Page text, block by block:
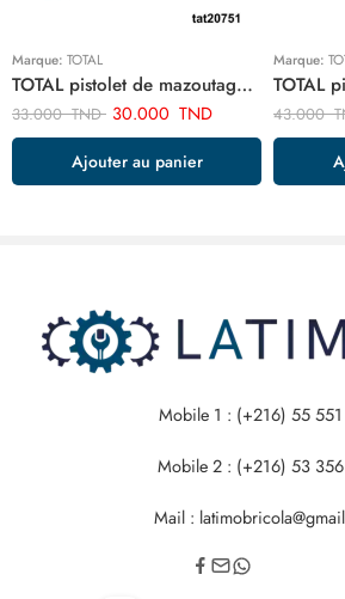
Marque: TOTAL
TOTAL pistolet de mazoutage TAT20751
33.000TND 30.000 TND
Ajouter au panier
Marque:
43.000
Mobile 1 : (+216) 55
Mobile 2 : (+216) 53
Mail :